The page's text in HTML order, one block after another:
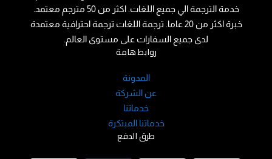
طرق الدفع
روابط هامة
المدونة
عن الشركة
خدماتنا
خدماتنا المبتكرة
خدمة الترجمة الي جميع اللغات. اكثر من 50 مترجم معتمد.
خبرة اكثر من 20 عاما. ترجمة اللغات ترجمة احترافية معتمدة
لدى جميع السفارات على مستوى العالم.